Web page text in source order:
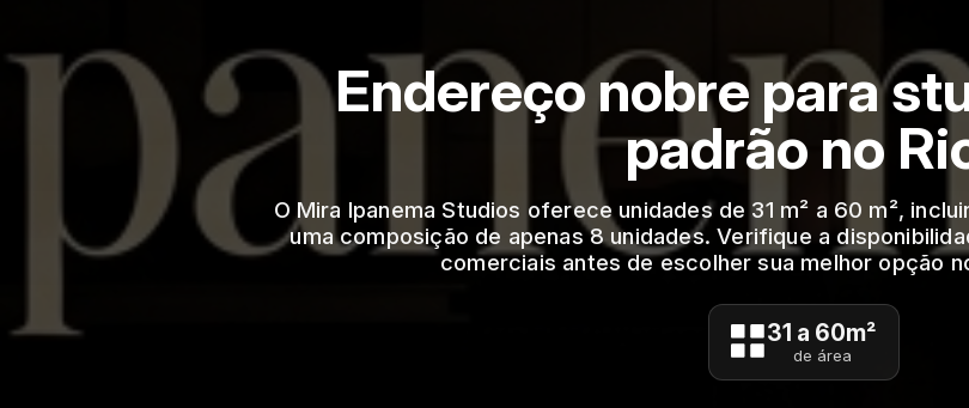
Endereço nobre para
padrão no
O Mira Ipanema Studios oferece unidades de 31 m² a 60 m²,
uma composição de apenas 8 unidades. Verifique a
comerciais antes de escolher sua melhor opção
31 a 60m²
de área